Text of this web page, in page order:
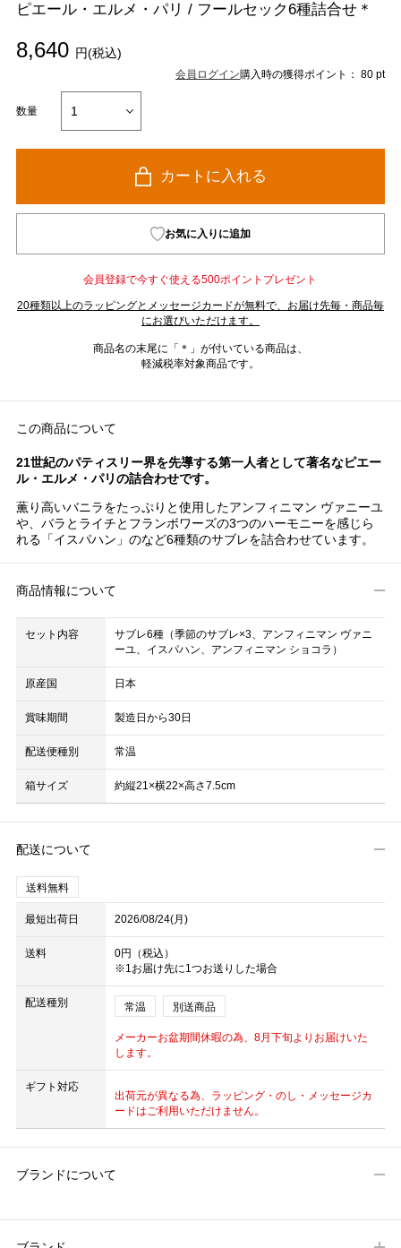
ピエール・エルメ・パリ / フールセック6種詰合せ＊
8,640 円(税込)
会員ログイン購入時の獲得ポイント： 80 pt
数量
カートに入れる
お気に入りに追加
会員登録で今すぐ使える500ポイントプレゼント
20種類以上のラッピングとメッセージカードが無料で、お届け先毎・商品毎
にお選びいただけます。
商品名の末尾に「＊」が付いている商品は、
軽減税率対象商品です。
この商品について
21世紀のパティスリー界を先導する第一人者として著名なピエー
ル・エルメ・パリの詰合わせです。
薫り高いバニラをたっぷりと使用したアンフィニマン ヴァニーユ
や、バラとライチとフランボワーズの3つのハーモニーを感じら
れる「イスパハン」のなど6種類のサブレを詰合わせています。
商品情報について
セット内容
サブレ6種（季節のサブレ×3、アンフィニマン ヴァニ
ーユ、イスパハン、アンフィニマン ショコラ）
原産国 日本
賞味期間 製造日から30日
配送便種別 常温
箱サイズ 約縦21×横22×高さ7.5cm
配送について
送料無料
最短出荷日 2026/08/24(月)
送料
0円（税込）
※1お届け先に1つお送りした場合
配送種別 常温 別送商品
メーカーお盆期間休暇の為、8月下旬よりお届けいた
します。
ギフト対応
出荷元が異なる為、ラッピング・のし・メッセージカ
ードはご利用いただけません。
ブランドについて